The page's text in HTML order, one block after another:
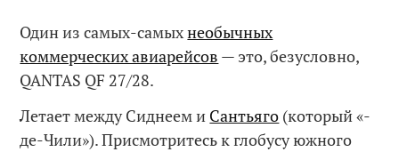
Один из самых-самыхнеобычных
коммерческих авиарейсов — это, безусловно,
QANTAS QF 27/28.
Летает между Сиднеем и Сантьяго (который «-
де-Чили»). Присмотритесь к глобусу южного